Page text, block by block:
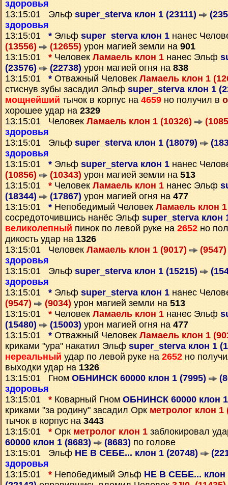
здоровья
13:15:01 Эльф super_sterva клон 1 (23111)
здоровья
13:15:01 * Эльф super_sterva клон 1 нанес
(13556)
(12655) урон магией земли на 901
13:15:01 * Человек Ламаель клон 1 нанес Эльф
(23576)
(22738) урон магией огня на 838
13:15:01 * Отважный Человек Ламаель клон 1
стиснув зубы засадил Эльф super_sterva клон 1
мощнейший тычок в корпус на 4659 но получил в
хорошее удар на 2329
13:15:01 Человек Ламаель клон 1 (10326)
здоровья
13:15:01 Эльф super_sterva клон 1 (18079)
здоровья
13:15:01 * Эльф super_sterva клон 1 нанес
(10856)
(10343) урон магией земли на 513
13:15:01 * Человек Ламаель клон 1 нанес Эльф
(18344)
(17867) урон магией огня на 477
13:15:01 * Непобедимый Человек Ламаель клон
сосредоточившись нанёс Эльф super_sterva клон
великолепный пинок по левой руке на 2652 но
дикость удар на 1326
13:15:01 Человек Ламаель клон 1 (9017) (9547)
здоровья
13:15:01 Эльф super_sterva клон 1 (15215)
здоровья
13:15:01 * Эльф super_sterva клон 1 нанес
(9547)
(9034) урон магией земли на 513
13:15:01 * Человек Ламаель клон 1 нанес Эльф
(15480)
(15003) урон магией огня на 477
13:15:01 * Отважный Человек Ламаель клон 1
криками "ура" накатил Эльф super_sterva клон 1
нереальный удар по левой руке на 2652 но
выходки удар на 1326
13:15:01 Гном ОБНИНСК 60000 клон 1 (7995)
здоровья
13:15:01 * Коварный Гном ОБНИНСК 60000 клон
криками "за родину" засадил Орк метролог клон 1
тычок в корпус на 3443
13:15:01 * Орк метролог клон 1 заблокировал
60000 клон 1 (8683)
(8683) по голове
13:15:01 Эльф НЕ В СЕБЕ... клон 1 (20748)
здоровья
13:15:01 * Непобедимый Эльф НЕ В СЕБЕ... клон